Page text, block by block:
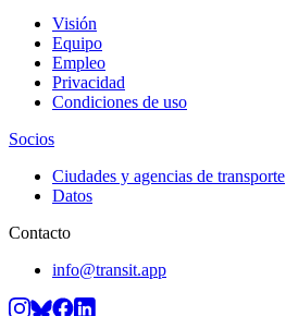
Visión
Equipo
Empleo
Privacidad
Condiciones de uso
Socios
Ciudades y agencias de transporte
Datos
Contacto
info@transit.app